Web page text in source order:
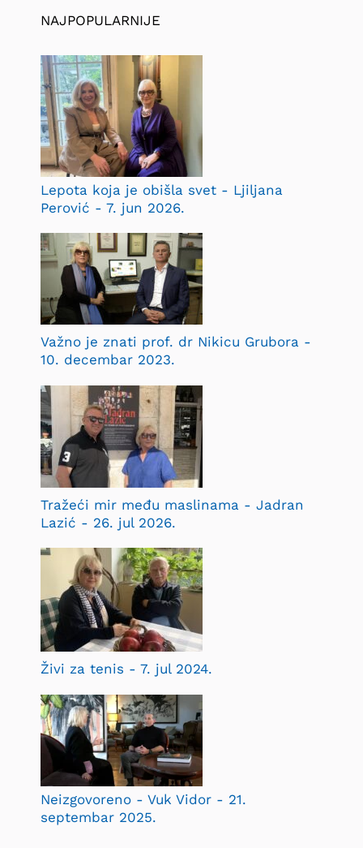
NAJPOPULARNIJE
Lepota koja je obišla svet - Ljiljana
Perović - 7. jun 2026.
Važno je znati prof. dr Nikicu Grubora -
10. decembar 2023.
Tražeći mir među maslinama - Jadran
Lazić - 26. jul 2026.
Živi za tenis - 7. jul 2024.
Neizgovoreno - Vuk Vidor - 21.
septembar 2025.